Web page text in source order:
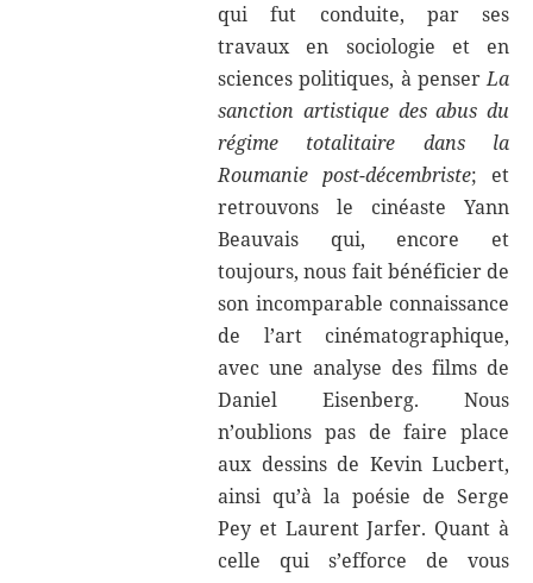
qui fut conduite, par ses
travaux en sociologie et en
sciences politiques, à penserLa
sanction artistique des abus du
régime totalitaire dans la
Roumanie post-décembriste; et
retrouvons le cinéaste Yann
Beauvais qui, encore et
toujours, nous fait bénéficier de
son incomparable connaissance
de l’art cinématographique,
avec une analyse des films de
Daniel Eisenberg. Nous
n’oublions pas de faire place
aux dessins de Kevin Lucbert,
ainsi qu’à la poésie de Serge
Pey et Laurent Jarfer. Quant à
celle qui s’efforce de vous